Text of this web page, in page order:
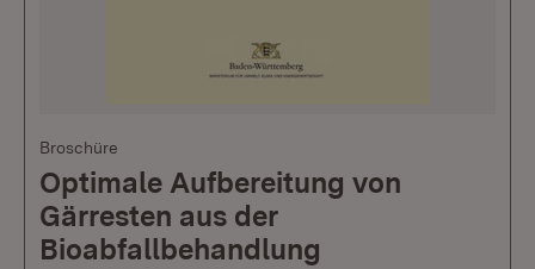
Broschüre
Optimale Aufbereitung von
Gärresten aus der
Bioabfallbehandlung